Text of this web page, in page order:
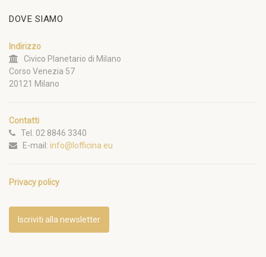
DOVE SIAMO
Indirizzo
Civico Planetario di Milano
Corso Venezia 57
20121 Milano
Contatti
Tel. 02 8846 3340
E-mail: info@lofficina.eu
Privacy policy
Iscriviti alla newsletter